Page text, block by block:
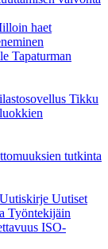
haet
Tapaturman
Tikku
tutkinta
Uutiskirje Uutiset
Työntekijäin
ISO-